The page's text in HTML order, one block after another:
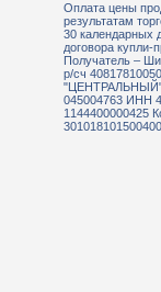
Оплата цены
результатам
30 календарных
договора купли-
Получатель –
р/сч
045004763 ИНН
1144400000425